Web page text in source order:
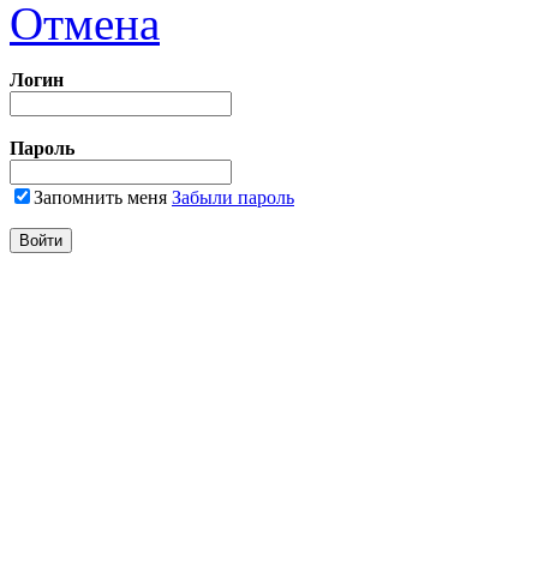
Отмена
Логин
Пароль
Запомнить меня Забыли пароль